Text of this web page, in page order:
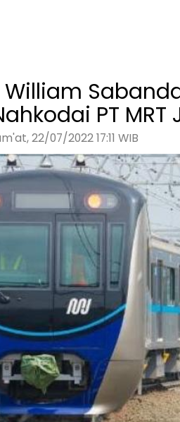
PT MRT
22/07/2022 17:11 WIB